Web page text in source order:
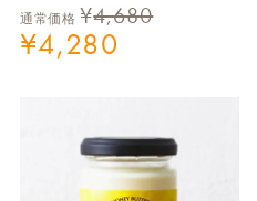
通常価格 ¥4,680
¥4,280